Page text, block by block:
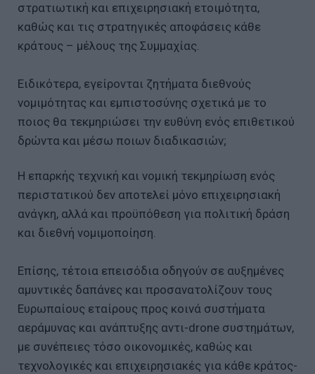
στρατιωτική και επιχειρησιακή ετοιμότητα,
καθώς και τις στρατηγικές αποφάσεις κάθε
κράτους – μέλους της Συμμαχίας.
Ειδικότερα, εγείρονται ζητήματα διεθνούς
νομιμότητας και εμπιστοσύνης σχετικά με το
ποιος θα τεκμηριώσει την ευθύνη ενός επιθετικού
δρώντα και μέσω ποιων διαδικασιών;
Η επαρκής τεχνική και νομική τεκμηρίωση ενός
περιστατικού δεν αποτελεί μόνο επιχειρησιακή
ανάγκη, αλλά και προϋπόθεση για πολιτική δράση
και διεθνή νομιμοποίηση.
Επίσης, τέτοια επεισόδια οδηγούν σε αυξημένες
αμυντικές δαπάνες και προσανατολίζουν τους
Ευρωπαίους εταίρους προς κοινά συστήματα
αεράμυνας και ανάπτυξης αντι-drone συστημάτων,
με συνέπειες τόσο οικονομικές, καθώς και
τεχνολογικές και επιχειρησιακές για κάθε κράτος-